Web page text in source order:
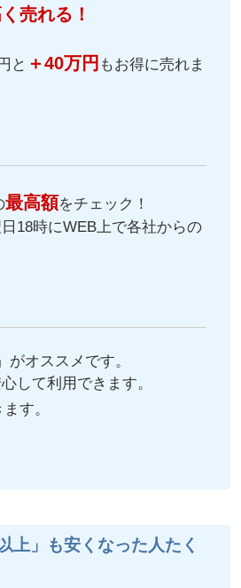
売れる！
と ＋40万円 もお得に売れま
最高額をチェック！
18時にWEB上で各社からの
」がオススメです。
して利用できます。
す。
上」も安くなった人たく